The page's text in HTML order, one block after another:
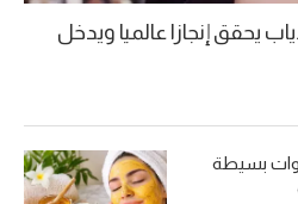
يحقق إنجازا عالميا ويدخل
بسيطة